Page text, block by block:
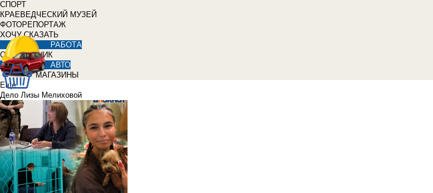
СПОРТ
КРАЕВЕДЧЕСКИЙ МУЗЕЙ
ФОТОРЕПОРТАЖ
ХОЧУ СКАЗАТЬ
РАБОТА
СПРАВОЧНИК
АВТО
МАГАЗИНЫ
Еще
Дело Лизы Мелиховой